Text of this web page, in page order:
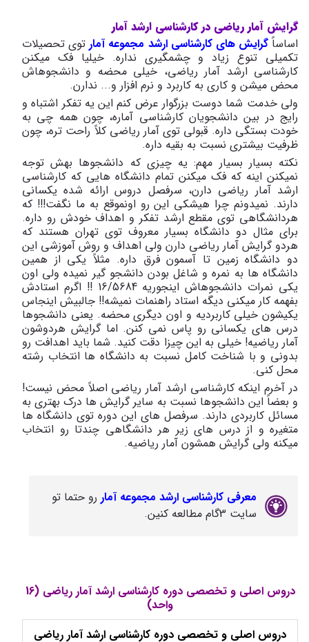
گرایش آمار ریاضی در کارشناسی ارشد آمار
اساساًگرایش های کارشناسی ارشد مجموعه آمارتوی تحصیلات
تکمیلی تنوع زیاد و چشمگیری نداره. خیلیا فک میکنن
کارشناسی ارشد آمار ریاضی، خیلی محضه و دانشجوهاش
محض میشن و کاری به کاربرد و نرم افزار و... ندارن.
ولی خدمت شما دوست بزرگوار عرض کنم این یه تفکر اشتباه و
رایج در بین دانشجویان کارشناسی آماره، چون همه چی به
خودت بستگی داره. قبولی توی آمار ریاضی کلاً راحت تره، چون
ظرفیت بیشتری نسبت به بقیه داره.
نکته بسیار بسیار مهم: یه چیزی که دانشجوها بهش توجه
نمیکنن اینه که فک میکنن تمام دانشگاه هایی که کارشناسی
ارشد آمار ریاضی دارن، سرفصل دروس ارائه شده یکسانی
دارند. نمیدونم چرا هیشکی این رو اونموقع به ما نگفت!!! که
هردانشگاهی توی مقطع ارشد تفکر و اهداف خودش رو داره.
برای مثال دو دانشگاه بسیار معروف توی تهران هستند که
هردو گرایش آمار ریاضی دارن ولی اهداف و روش آموزشی این
دو دانشگاه زمین تا آسمون فرق داره. مثلاً یکی از همین
دانشگاه ‌ها به نمره و شاغل بودن دانشجو گیر نمیده ولی اون
یکی نمرات دانشجوهاش اینجوریه 16/5684 !! اگرم استادش
بفهمه کار میکنی دیگه استاد راهنمات نمیشه!! جالبیش اینجاس
یکیشون خیلی کاربردیه و اون دیگری محضه. یعنی دانشجوها
درس های یکسانی رو پاس نمی کنن. اما گرایش هردوشون
آمار ریاضیه! خیلی به این چیزا دقت کنید. شما باید اهدافت رو
بدونی و با شناخت کامل نسبت به دانشگاه ها انتخاب رشته
محل کنی.
در آخرم اینکه کارشناسی ارشد آمار ریاضی اصلاً محض نیست!
و بعضاً این دانشجوها نسبت به سایر گرایش ها درک بهتری به
مسائل کاربردی دارند. سرفصل های این دوره توی دانشگاه ها
متغیره و از درس های زیر هر دانشگاهی چندتا رو انتخاب
میکنه ولی گرایش همشون آمار ریاضیه.
معرفی کارشناسی ارشد مجموعه آمار رو حتما تو
سایت 3گام مطالعه کنین.
دروس اصلی و تخصصی دوره کارشناسی ارشد آمار ریاضی (16
واحد)
دروس اصلی و تخصصی دوره کارشناسی ارشد آمار ریاضی